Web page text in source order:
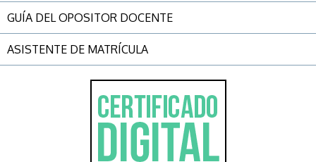
GUÍA DEL OPOSITOR DOCENTE
ASISTENTE DE MATRÍCULA